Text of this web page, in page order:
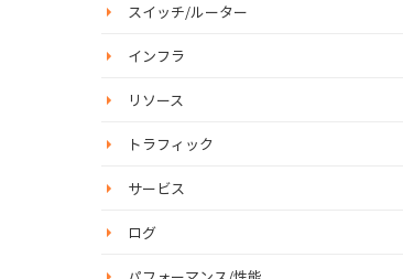
スイッチ/ルーター
インフラ
リソース
トラフィック
サービス
ログ